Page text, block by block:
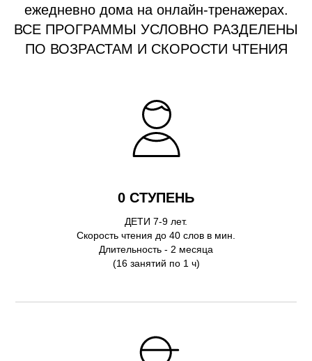
ежедневно дома на онлайн-тренажерах.
ВСЕ ПРОГРАММЫ УСЛОВНО РАЗДЕЛЕНЫ
ПО ВОЗРАСТАМ И СКОРОСТИ ЧТЕНИЯ
0 СТУПЕНЬ
ДЕТИ 7-9 лет.
Скорость чтения до 40 слов в мин.
Длительность - 2 месяца
(16 занятий по 1 ч)